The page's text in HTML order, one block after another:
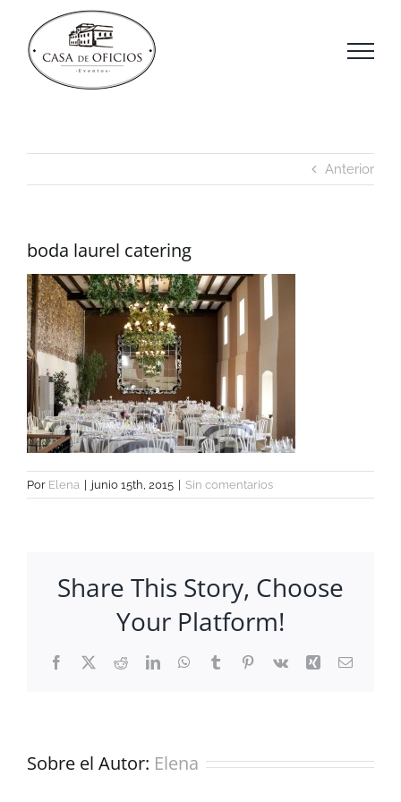
contenido
Anterior
boda laurel catering
Por Elena junio 15th, 2015 Sin comentarios
Share This Story, Choose
Your Platform!
Facebook
X RedditLinkedInWhatsApp
TumblrPinterest
Vk Xing Correo
Sobre el Autor: Elena